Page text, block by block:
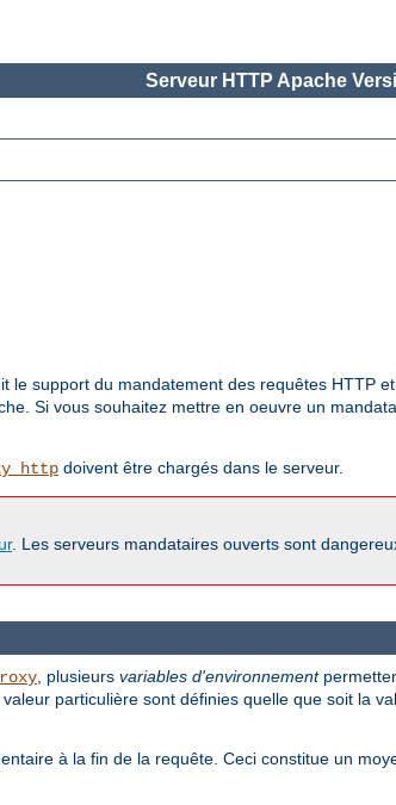
Serveur HTTP Apache
le support du mandatement des requêtes HTTP
Si vous souhaitez mettre en oeuvre un
doivent être chargés dans le serveur.
. Les serveurs mandataires ouverts sont
, plusieurs variables d'environnement
particulière sont définies quelle que soit la
à la fin de la requête. Ceci constitue un